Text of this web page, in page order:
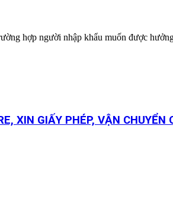
hợp người nhập khẩu muốn được
XIN GIẤY PHÉP, VẬN